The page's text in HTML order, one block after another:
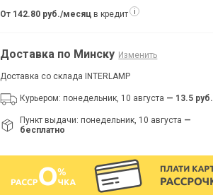
От 142.80 руб./месяц в кредит i
Доставка по Минску Изменить
Доставка со склада INTERLAMP
Курьером: понедельник, 10 августа — 13.5 руб.
Пункт выдачи: понедельник, 10 августа —
бесплатно